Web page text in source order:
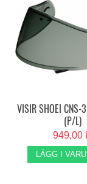
VISIR SHOEI CNS-
(P/L)
949,00
LÄGG I